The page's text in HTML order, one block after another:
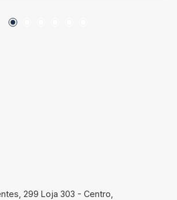
O imóvel conta com:
299 Loja 303 - Centro,